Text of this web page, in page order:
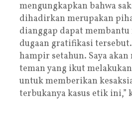
mengungkapkan bahwa
dihadirkan merupakan
dianggap dapat
dugaan gratifikasi
hampir setahun. Saya
teman yang ikut
untuk memberikan
terbukanya kasus etik ini,”